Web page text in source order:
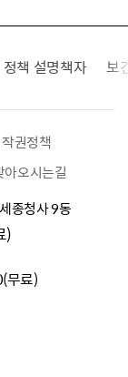
책 설명책자 보
권정책
아오시는길
종청사 9동
)
무료)